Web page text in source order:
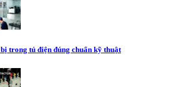
trong tủ điện đúng chuẩn kỹ thuật